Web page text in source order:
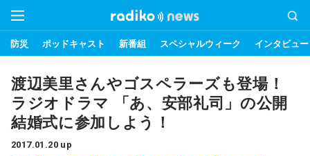
防災 ポッドキャスト 新番組 スペシャルウィーク インタビュー
渡辺美里さんやゴスペラーズも登場！
ラジオドラマ 「あ、安部礼司」の公開
結婚式に参加しよう！
2017.01.20 up